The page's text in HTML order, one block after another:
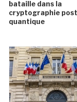
bataille dans la
cryptographie
quantique